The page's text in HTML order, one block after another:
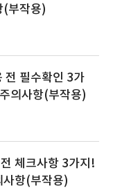
(부작용)
전 필수확인 3가
의사항(부작용)
체크사항 3가지!
사항(부작용)